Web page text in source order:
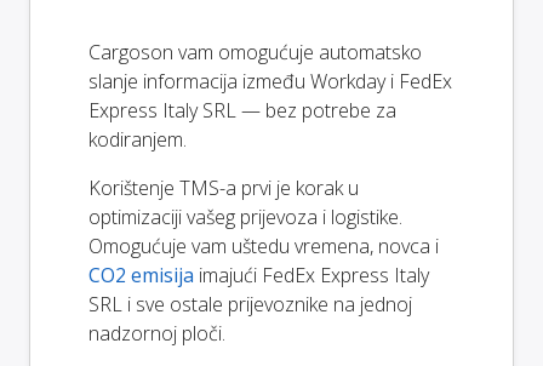
Cargoson vam omogućuje automatsko
slanje informacija između Workday i FedEx
Express Italy SRL — bez potrebe za
kodiranjem.
Korištenje TMS-a prvi je korak u
optimizaciji vašeg prijevoza i logistike.
Omogućuje vam uštedu vremena, novca i
CO2 emisija imajući FedEx Express Italy
SRL i sve ostale prijevoznike na jednoj
nadzornoj ploči.